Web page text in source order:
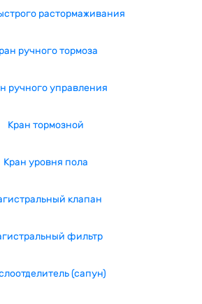
растормаживания
ручного тормоза
ручного управления
Кран тормозной
Кран уровня пола
клапан
фильтр
(сапун)